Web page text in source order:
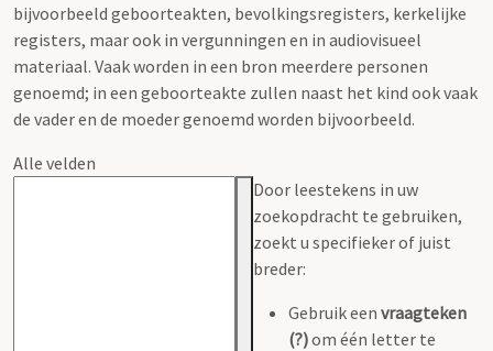
bijvoorbeeld geboorteakten, bevolkingsregisters, kerkelijke
registers, maar ook in vergunningen en in audiovisueel
materiaal. Vaak worden in een bron meerdere personen
genoemd; in een geboorteakte zullen naast het kind ook vaak
de vader en de moeder genoemd worden bijvoorbeeld.
Alle velden
Door leestekens in uw
zoekopdracht te gebruiken,
zoekt u specifieker of juist
breder:
Gebruik een vraagteken
(?)om één letter te